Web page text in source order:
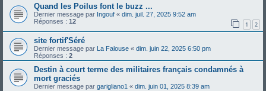
Quand les Poilus font le buzz ...
Dernier message par Ingouf « dim. juil. 27, 2025 9:52 am
Réponses : 12 1 2
site fortif'Séré
Dernier message par La Falouse « dim. juin 22, 2025 6:50 pm
Réponses : 2
Destin à court terme des militaires français condamnés à
mort graciés
Dernier message par garigliano1 « dim. juin 01, 2025 8:39 am